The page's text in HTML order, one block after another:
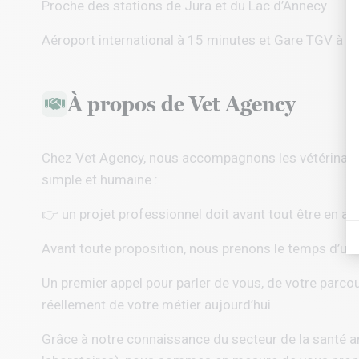
Proche des stations de Jura et du Lac d’Annecy
Aéroport international à 15 minutes et Gare TGV à
À propos de Vet Agency
Chez Vet Agency, nous accompagnons les
simple et humaine :
👉 un projet professionnel doit avant tout être en
Avant toute proposition, nous prenons le temps
Un premier appel pour parler de vous, de votre
réellement de votre métier aujourd’hui.
Grâce à notre connaissance du secteur de la santé